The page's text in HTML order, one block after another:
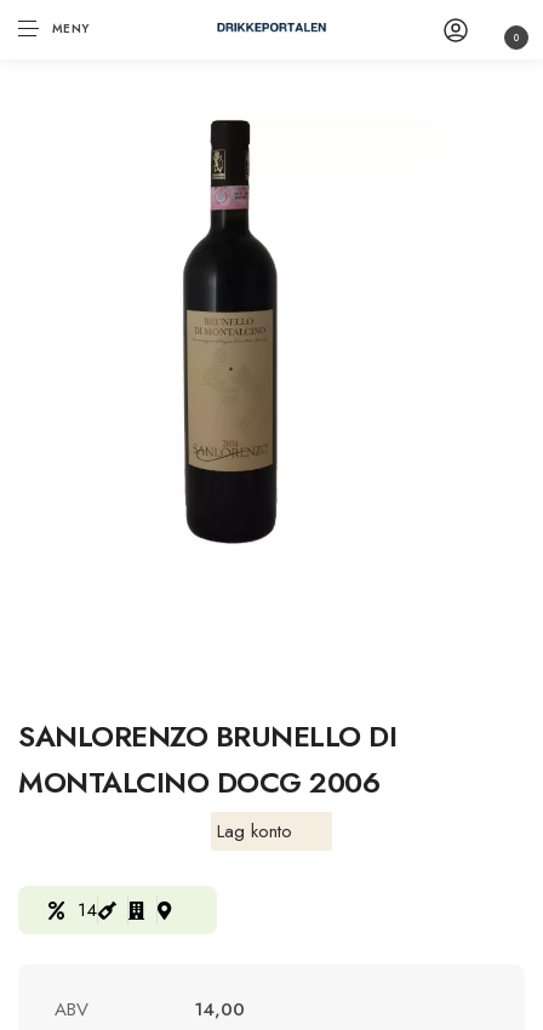
MENY 0
SANLORENZO BRUNELLO DI
MONTALCINO DOCG 2006
Lag konto
14
ABV
14,00